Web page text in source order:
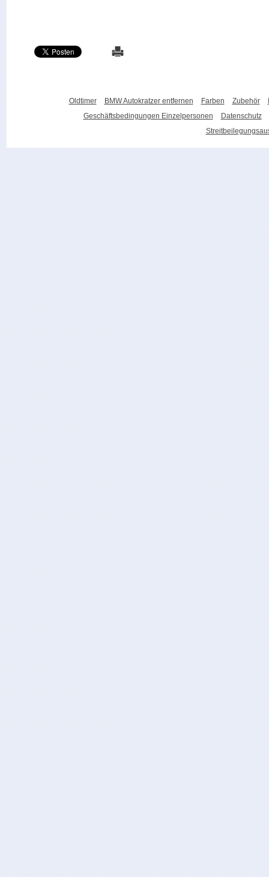
Oldtimer BMW Autokratzer entfernen Farben Zubehör
Geschäftsbedingungen Einzelpersonen
Datenschutz